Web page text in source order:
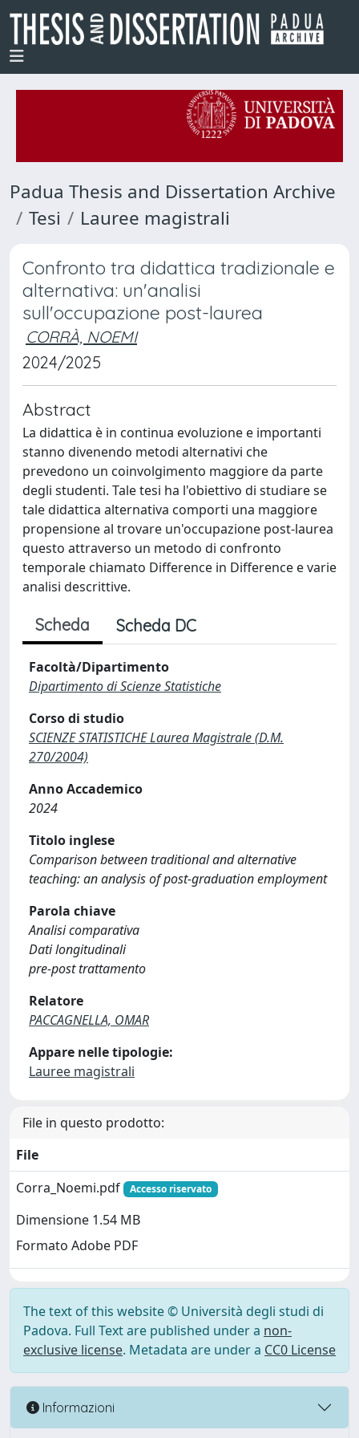
Padua Thesis and Dissertation Archive
Tesi
Lauree magistrali
Confronto tra didattica tradizionale e
alternativa: un'analisi
sull'occupazione post-laurea
CORRÀ, NOEMI
2024/2025
Abstract
La didattica è in continua evoluzione e importanti
stanno divenendo metodi alternativi che
prevedono un coinvolgimento maggiore da parte
degli studenti. Tale tesi ha l'obiettivo di studiare se
tale didattica alternativa comporti una maggiore
propensione al trovare un'occupazione post-laurea
questo attraverso un metodo di confronto
temporale chiamato Difference in Difference e varie
analisi descrittive.
Scheda Scheda DC
Facoltà/Dipartimento
Dipartimento di Scienze Statistiche
Corso di studio
SCIENZE STATISTICHE Laurea Magistrale (D.M.
270/2004)
Anno Accademico
2024
Titolo inglese
Comparison between traditional and alternative
teaching: an analysis of post-graduation employment
Parola chiave
Analisi comparativa
Dati longitudinali
pre-post trattamento
Relatore
PACCAGNELLA, OMAR
Appare nelle tipologie:
Lauree magistrali
File in questo prodotto:
File
Corra_Noemi.pdf
Accesso riservato
Dimensione 1.54 MB
Formato Adobe PDF
The text of this website © Università degli studi di
Padova. Full Text are published under a non-
exclusive license. Metadata are under a CC0 License
Informazioni